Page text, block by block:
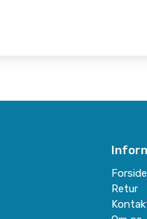
Forside
Retur